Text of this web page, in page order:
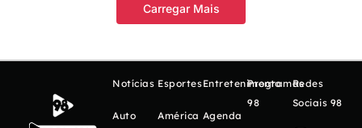
Carregar Mais
Notícias
Auto
Esportes
América
Entretenimento
Agenda
Programas
98
Redes
Sociais 98